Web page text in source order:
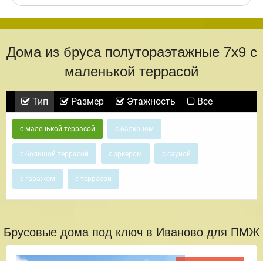
Дома из бруса полутораэтажные 7х9 с
маленькой террасой
Тип Размер Этажность Все
с маленькой террасой с балконом
с большой террасой с эркером с сауной
с гаражом с террасой
Брусовые дома под ключ в Иваново для ПМЖ